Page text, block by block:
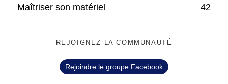
Maîtriser son matériel
42
REJOIGNEZ LA COMMUNAUTÉ
Rejoindre le groupe Facebook